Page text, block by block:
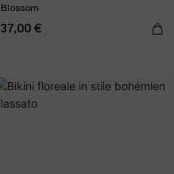
Blossom
37,00 €